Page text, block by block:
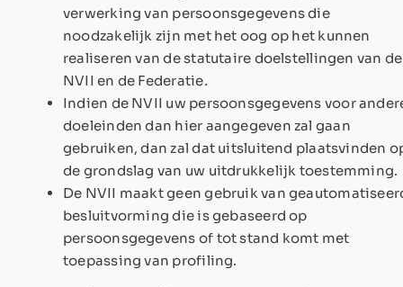
verwerking van persoonsgegevens die
noodzakelijk zijn met het oog op het kunnen
realiseren van de statutaire doelstellingen van de
NVII en de Federatie.
Indien de NVII uw persoonsgegevens voor
doeleinden dan hier aangegeven zal gaan
gebruiken, dan zal dat uitsluitend plaatsvinden
de grondslag van uw uitdrukkelijk toestemming.
De NVII maakt geen gebruik van
besluitvorming die is gebaseerd op
persoonsgegevens of tot stand komt met
toepassing van profiling.